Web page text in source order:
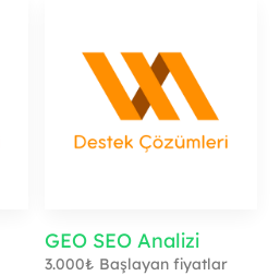
GEO SEO Analizi
3.000₺ Başlayan fiyatlar